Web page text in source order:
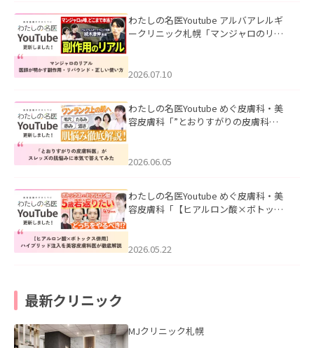
わたしの名医Youtube アルバアレルギ
ークリニック札幌「マンジャロのリア
た。
2026.07.10
わたしの名医Youtube めぐ皮膚科・美
容皮膚科「”とおりすがりの皮膚科
2026.06.05
わたしの名医Youtube めぐ皮膚科・美
容皮膚科「【ヒアルロン酸×ボトック
た。
2026.05.22
最新クリニック
MJクリニック札幌